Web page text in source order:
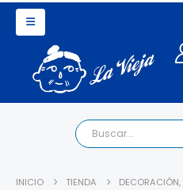
INICIO TIENDA DECORACIÓN,